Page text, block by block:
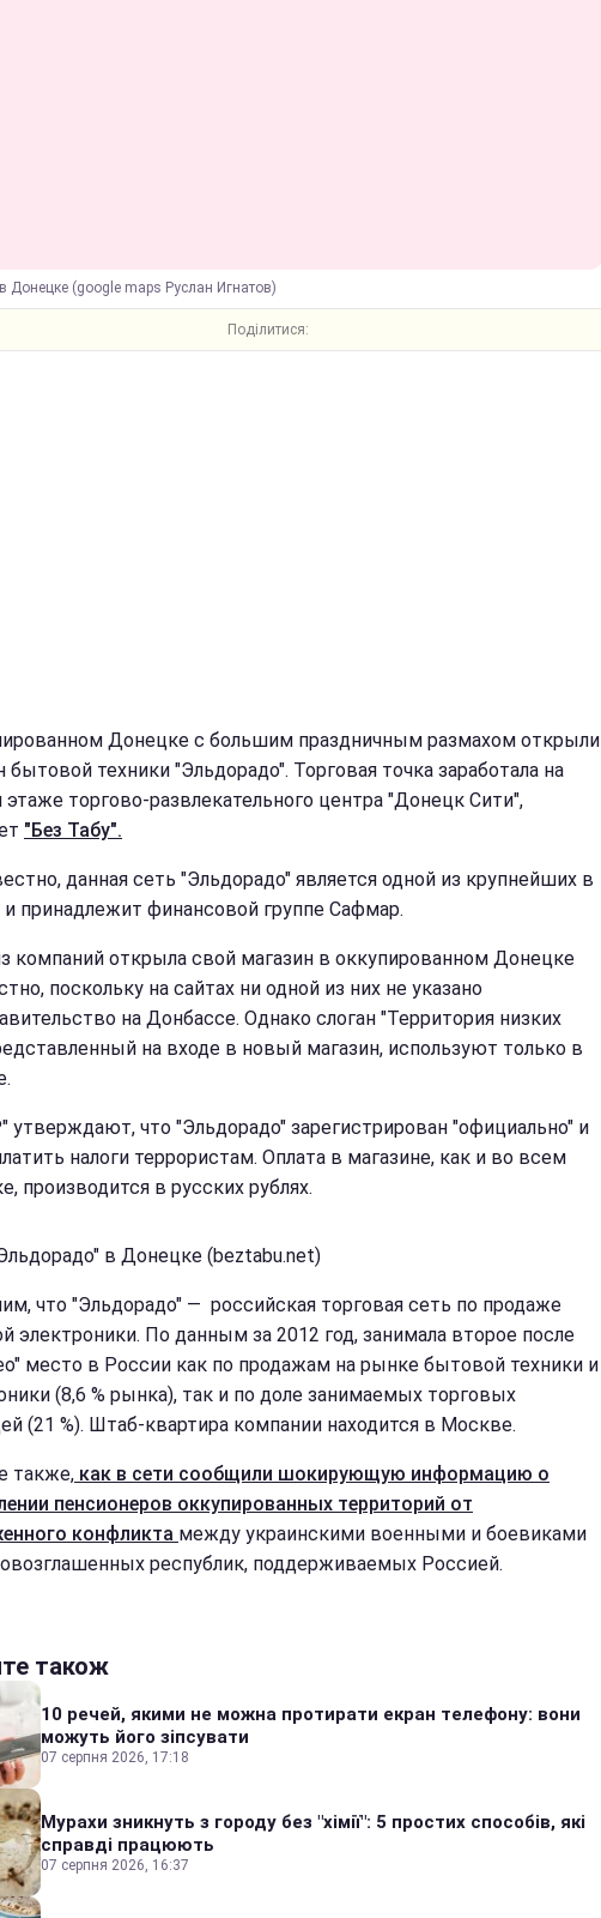
Донецке (google maps Руслан Игнатов)
Поділитися:
Донецке с большим праздничным размахом открыли
бытовой техники "Эльдорадо". Торговая точка заработала на
торгово-развлекательного центра "Донецк Сити",
"Без Табу".
данная сеть "Эльдорадо" является одной из крупнейших в
принадлежит финансовой группе Сафмар.
компаний открыла свой магазин в оккупированном Донецке
поскольку на сайтах ни одной из них не указано
на Донбассе. Однако слоган "Территория низких
на входе в новый магазин, используют только в
что "Эльдорадо" зарегистрирован "официально" и
налоги террористам. Оплата в магазине, как и во всем
производится в русских рублях.
в Донецке (beztabu.net)
что "Эльдорадо" — российская торговая сеть по продаже
электроники. По данным за 2012 год, занимала второе после
место в России как по продажам на рынке бытовой техники и
(8,6 % рынка), так и по доле занимаемых торговых
(21 %). Штаб-квартира компании находится в Москве.
также, как в сети сообщили шокирующую информацию о
пенсионеров оккупированных территорий от
конфликта между украинскими военными и боевиками
республик, поддерживаемых Россией.
також
10 речей, якими не можна протирати екран телефону: вони
можуть його зіпсувати
07 серпня 2026, 17:18
Мурахи зникнуть з городу без "хімії": 5 простих способів, які
справді працюють
07 серпня 2026, 16:37